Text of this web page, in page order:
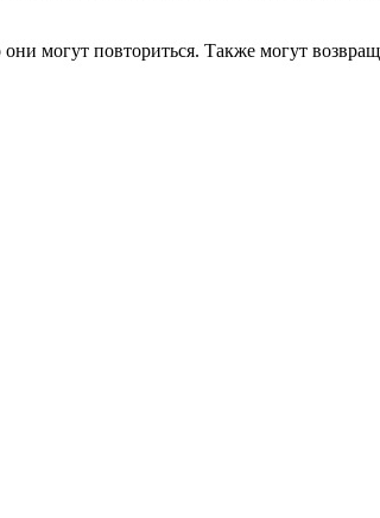
могут повториться. Также могут